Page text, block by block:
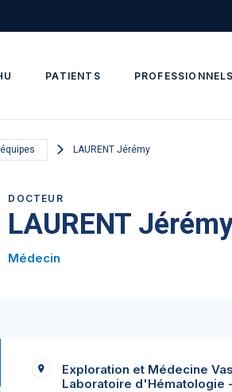
PATIENTS PROFESSIONNELS
LAURENT Jérémy
DOCTEUR
LAURENT
Médecin
Exploration et Médecine
Laboratoire d'Hématologie